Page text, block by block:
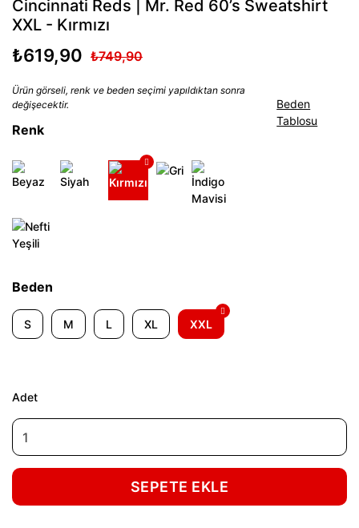
Cincinnati Reds | Mr. Red 60’s Sweatshirt
XXL - Kırmızı
₺619,90 ₺749,90
Ürün görseli, renk ve beden seçimi yapıldıktan sonra
değişecektir.
Renk
Beden
S M L XL XXL
Beden
Tablosu
Adet
SEPETE EKLE